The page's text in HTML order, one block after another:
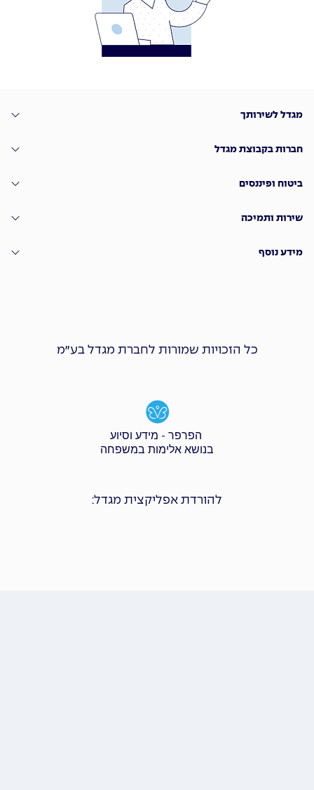
מגדל לשירותך
חברות בקבוצת מגדל
ביטוח ופיננסים
שירות ותמיכה
מידע נוסף
כל הזכויות שמורות לחברת מגדל בע״מ
הפרפר - מידע וסיוע
בנושא אלימות במשפחה
להורדת אפליקצית מגדל: